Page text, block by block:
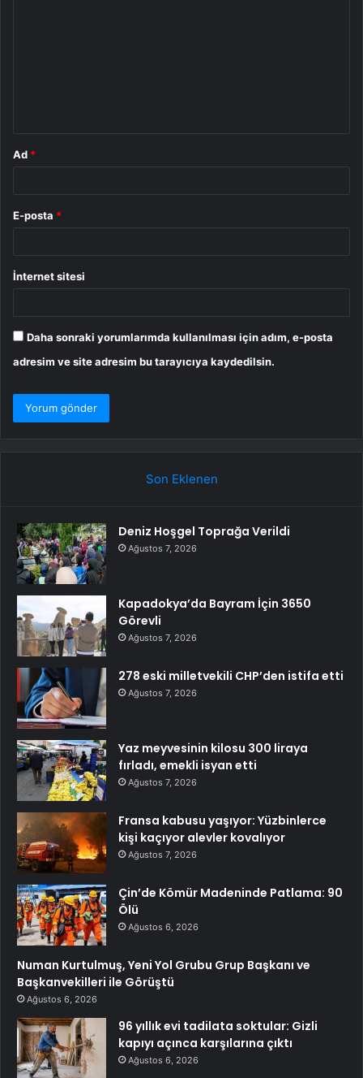
Ad *
E-posta *
İnternet sitesi
Daha sonraki yorumlarımda kullanılması için adım, e-posta
adresim ve site adresim bu tarayıcıya kaydedilsin.
Son Eklenen
Deniz Hoşgel Toprağa Verildi
Ağustos 7, 2026
Kapadokya’da Bayram İçin 3650
Görevli
Ağustos 7, 2026
278 eski milletvekili CHP’den istifa etti
Ağustos 7, 2026
Yaz meyvesinin kilosu 300 liraya
fırladı, emekli isyan etti
Ağustos 7, 2026
Fransa kabusu yaşıyor: Yüzbinlerce
kişi kaçıyor alevler kovalıyor
Ağustos 7, 2026
Çin’de Kömür Madeninde Patlama: 90
Ölü
Ağustos 6, 2026
Numan Kurtulmuş, Yeni Yol Grubu Grup Başkanı ve
Başkanvekilleri ile Görüştü
Ağustos 6, 2026
96 yıllık evi tadilata soktular: Gizli
kapıyı açınca karşılarına çıktı
Ağustos 6, 2026